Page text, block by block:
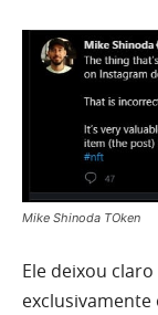
Mike Shinoda TOken
Ele deixou